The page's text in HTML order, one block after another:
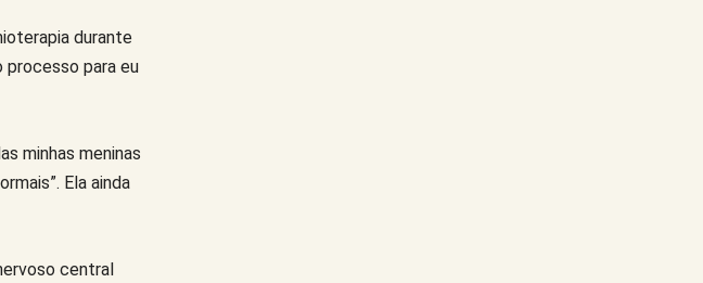
durante
processo para eu
minhas meninas
Ela ainda
central